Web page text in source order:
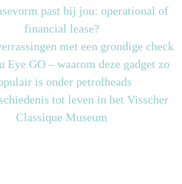
past bij jou: operational of
financial lease?
met een grondige check
Eye GO – waarom deze gadget zo
is onder petrolheads
tot leven in het Visscher
Classique Museum